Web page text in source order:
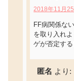
2018年11月
FF病関係な
を取り入れ
ゲが否定す
匿名 より: